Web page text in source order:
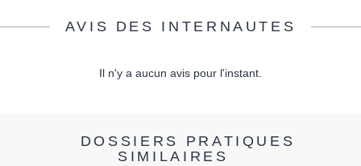
DOSSIERS PRATIQUES
SIMILAIRES
AVIS DES INTERNAUTES
Il n'y a aucun avis pour l'instant.